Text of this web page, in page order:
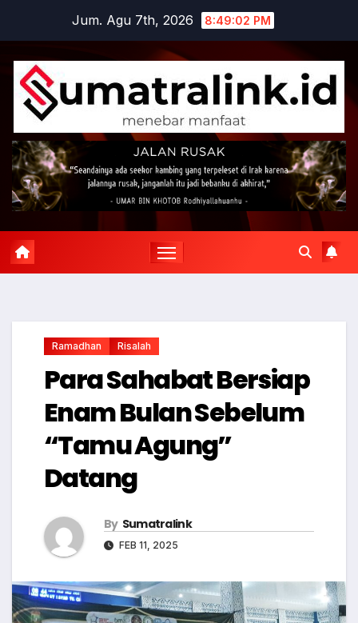
content
Jum. Agu 7th, 2026 8:49:03 PM
Ramadhan Risalah
Para Sahabat Bersiap
Enam Bulan Sebelum
“Tamu Agung”
Datang
By Sumatralink
FEB 11, 2025